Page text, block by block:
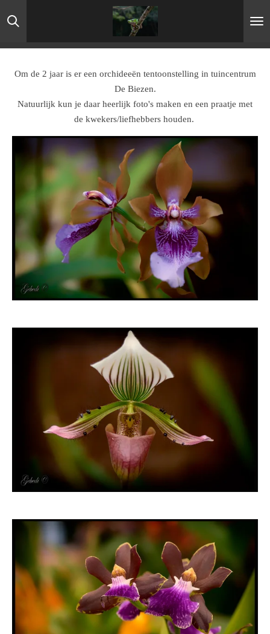
Ga
direct
hoofdinhoud
Om de 2 jaar is er een orchideeën tentoonstelling in tuincentrum
De Biezen.
Natuurlijk kun je daar heerlijk foto's maken en een praatje met
de kwekers/liefhebbers houden.